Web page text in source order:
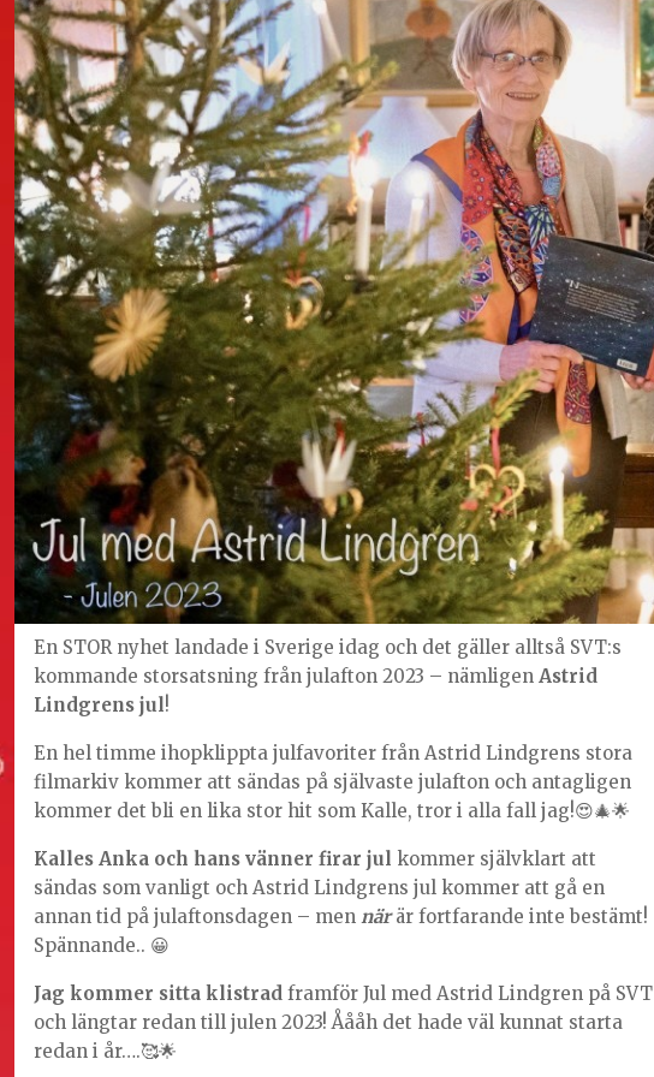
En STOR nyhet landade i Sverige idag och det gäller alltså SVT:s
kommande storsatsning från julafton 2023 – nämligen Astrid
Lindgrens jul !
En hel timme ihopklippta julfavoriter från Astrid Lindgrens stora
filmarkiv kommer att sändas på självaste julafton och antagligen
kommer det bli en lika stor hit som Kalle, tror i alla fall jag!😍🎄🌟
Kalles Anka och hans vänner firar jul kommer självklart att
sändas som vanligt och Astrid Lindgrens jul kommer att gå en
annan tid på julaftonsdagen – men närär fortfarande inte bestämt!
Spännande.. 😀
Jag kommer sitta klistrad framför Jul med Astrid Lindgren på SVT
och längtar redan till julen 2023! Åååh det hade väl kunnat starta
redan i år….🥰🌟